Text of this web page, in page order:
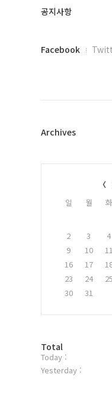
글
공지사항
페
플
Facebook
Archives
일 월 화
2
3 4
9
10 11
16
17
23
24 25
30
31
방
문
자
Total
Today :
Yesterday :